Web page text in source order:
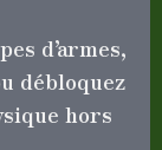
d’armes,
débloquez
hors